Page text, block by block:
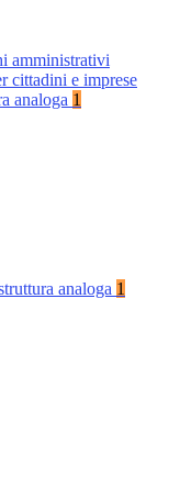
amministrativi
cittadini e imprese
analoga 1
analoga 1